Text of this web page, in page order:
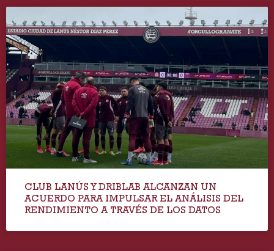
CLUB LANÚS Y DRIBLAB ALCANZAN UN
ACUERDO PARA IMPULSAR EL ANÁLISIS DEL
RENDIMIENTO A TRAVÉS DE LOS DATOS